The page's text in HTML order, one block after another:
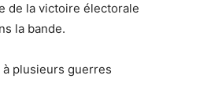
de la victoire électorale
la bande.
à plusieurs guerres